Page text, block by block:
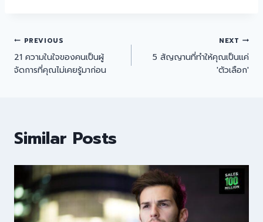
PREVIOUS
21 ความในใจของคนเป็นผู้
จัดการที่คุณไม่เคยรู้มาก่อน
NEXT
5 สัญญานที่ทำให้คุณเป็นแค่
'ตัวเลือก'
Similar Posts